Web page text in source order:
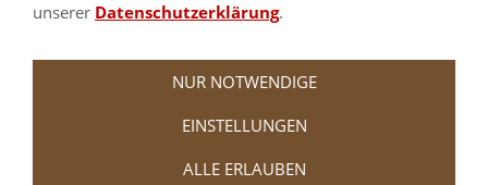
unserer Datenschutzerklärung.
NUR NOTWENDIGE
EINSTELLUNGEN
ALLE ERLAUBEN